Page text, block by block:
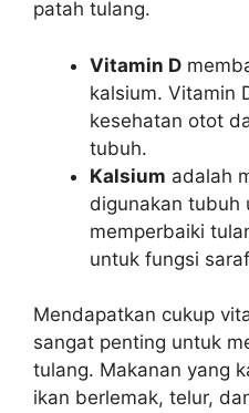
patah tulang.
Vitamin D
kalsium. Vitamin
kesehatan otot
tubuh.
Kalsium adalah
digunakan tubuh
memperbaiki
untuk fungsi
Mendapatkan cukup
sangat penting untuk
tulang. Makanan yang
ikan berlemak, telur,